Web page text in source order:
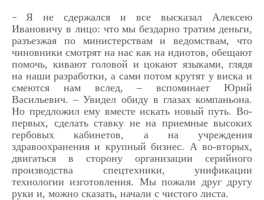
– Я не сдержался и все высказал Алексею
Ивановичу в лицо: что мы бездарно тратим деньги,
разъезжая по министерствам и ведомствам, что
чиновники смотрят на нас как на идиотов, обещают
помочь, кивают головой и цокают языками, глядя
на наши разработки, а сами потом крутят у виска и
смеются нам вслед, – вспоминает Юрий
Васильевич. – Увидел обиду в глазах компаньона.
Но предложил ему вместе искать новый путь. Во-
первых, сделать ставку не на приемные высоких
гербовых кабинетов, а на учреждения
здравоохранения и крупный бизнес. А во-вторых,
двигаться в сторону организации серийного
производства спецтехники, унификации
технологии изготовления. Мы пожали друг другу
руки и, можно сказать, начали с чистого листа.